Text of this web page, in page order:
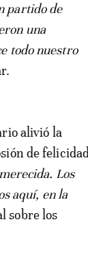
partido de
una
todo nuestro
alivió la
de felicidad
Los
aquí, en la
sobre los